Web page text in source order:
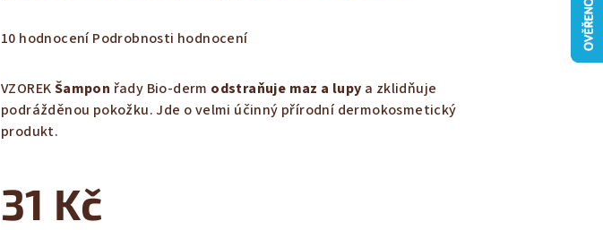
Průměrné
produktu
4,9
z
hvězdiček.
10 hodnoceníPodrobnosti hodnocení
VZOREKŠampon řady Bio-derm odstraňuje maz a lupy a zklidňuje
podrážděnou pokožku. Jde o velmi účinný přírodní dermokosmetický
produkt.
31 Kč